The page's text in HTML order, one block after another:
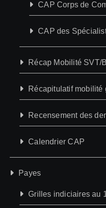
CAP Corps de
CAP des
Récap Mobilité SVT/
Récapitulatif mobilité
Recensement des
Calendrier CAP
Payes
Grilles indiciaires au